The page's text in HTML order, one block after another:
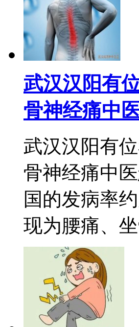
武汉汉阳有
骨神经痛中
武汉汉阳有
骨神经痛中
国的发病率
现为腰痛、